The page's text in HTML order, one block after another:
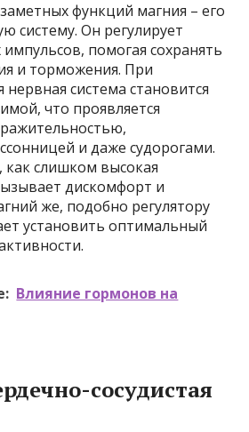
функций магния – его
систему. Он регулирует
помогая сохранять
и торможения. При
нервная система становится
что проявляется
и даже судорогами.
слишком высокая
дискомфорт и
же, подобно регулятору
установить оптимальный
Влияние гормонов на
сосудистая